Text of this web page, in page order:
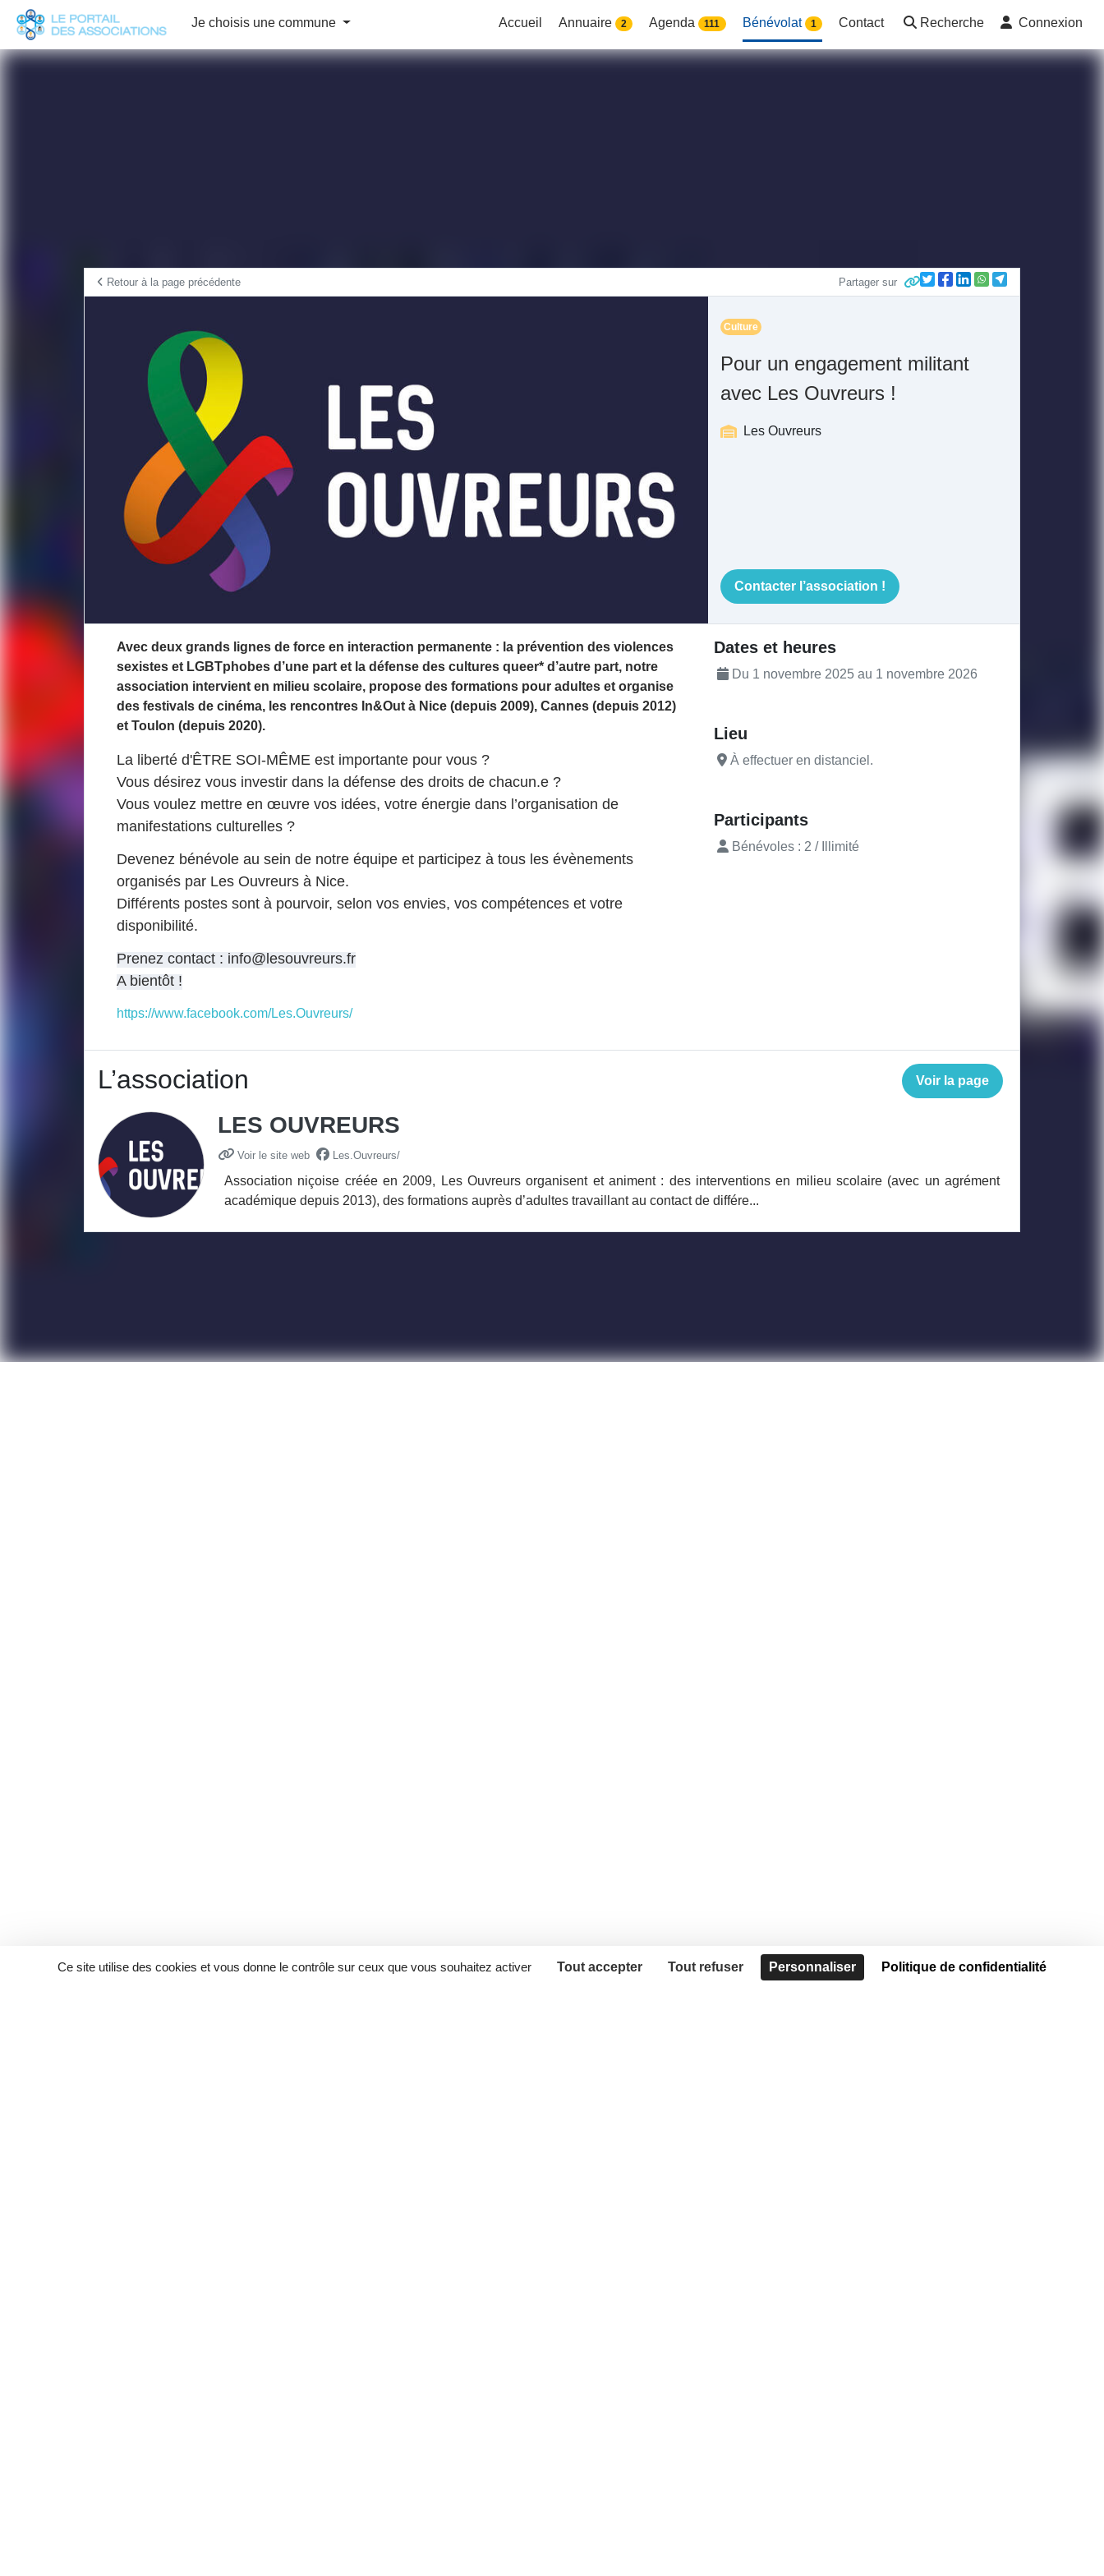
Je choisis une commune Accueil Annuaire 2 Agenda 111 Bénévolat 1 Contact Recherche Connexion
Retour à la page précédente Partager sur
Culture
Pour un engagement militant
avec Les Ouvreurs !
Les Ouvreurs
Contacter l’association !
Description de l'actualité
Avec deux grands lignes de force en interaction permanente : la prévention des violences
sexistes et LGBTphobes d’une part et la défense des cultures queer* d’autre part, notre
association intervient en milieu scolaire, propose des formations pour adultes et organise
des festivals de cinéma, les rencontres In&Out à Nice (depuis 2009), Cannes (depuis 2012)
et Toulon (depuis 2020).
La liberté d'ÊTRE SOI-MÊME est importante pour vous ?
Vous désirez vous investir dans la défense des droits de chacun.e ?
Vous voulez mettre en œuvre vos idées, votre énergie dans l’organisation de
manifestations culturelles ?
Devenez bénévole au sein de notre équipe et participez à tous les évènements
organisés par Les Ouvreurs à Nice.
Différents postes sont à pourvoir, selon vos envies, vos compétences et votre
disponibilité.
Prenez contact : info@lesouvreurs.fr
A bientôt !
https://www.facebook.com/Les.Ouvreurs/
Dates et heures
Du 1 novembre 2025 au 1 novembre 2026
Lieu
À effectuer en distanciel.
Participants
Bénévoles : 2 / Illimité
L’association Voir la page
LES OUVREURS
Voir le site web Les.Ouvreurs/
Association niçoise créée en 2009, Les Ouvreurs organisent et animent : des interventions en milieu scolaire (avec un agrément
académique depuis 2013), des formations auprès d’adultes travaillant au contact de différe...
Panneau de gestion des cookies
Ce site utilise des cookies et vous donne le contrôle sur ceux que vous souhaitez activer Tout accepter Tout refuser Personnaliser Politique de confidentialité